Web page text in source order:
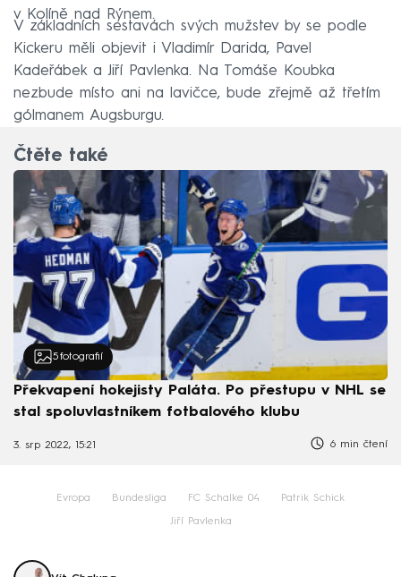
v Kolíně nad Rýnem.
V základních sestavách svých mužstev by se podle
Kickeru měli objevit i Vladimír Darida, Pavel
Kadeřábek a Jiří Pavlenka. Na Tomáše Koubka
nezbude místo ani na lavičce, bude zřejmě až třetím
gólmanem Augsburgu.
Čtěte také
5 fotografií
Překvapení hokejisty Paláta. Po přestupu v NHL se
stal spoluvlastníkem fotbalového klubu
3. srp 2022, 15:21 6 min čtení
Evropa Bundesliga FC Schalke 04 Patrik Schick
Jiří Pavlenka